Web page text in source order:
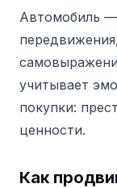
Автомобиль —
учитывает
покупки:
ценности.
Как